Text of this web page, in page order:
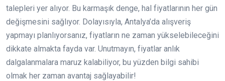
talepleri yer alıyor. Bu karmaşık denge, hal fiyatlarının her gün
değişmesini sağlıyor. Dolayısıyla, Antalya’da alışveriş
yapmayı planlıyorsanız, fiyatların ne zaman yükselebileceğini
dikkate almakta fayda var. Unutmayın, fiyatlar anlık
dalgalanmalara maruz kalabiliyor, bu yüzden bilgi sahibi
olmak her zaman avantaj sağlayabilir!